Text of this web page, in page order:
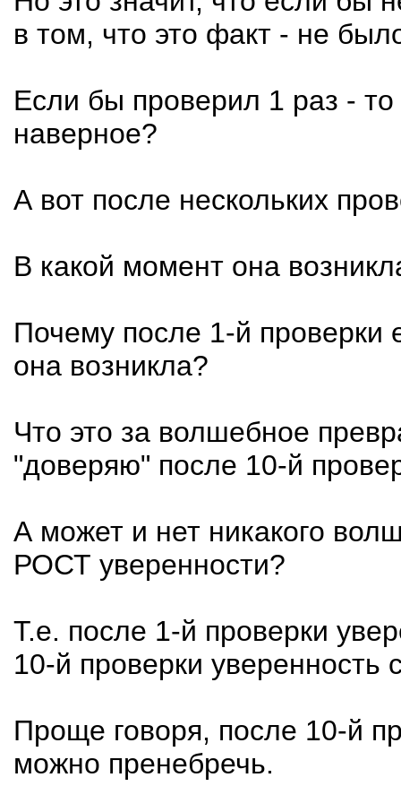
в том, что это факт - не
Если бы проверил 1 раз -
наверное?
А вот после нескольких
В какой момент она
Почему после 1-й
она возникла?
Что это за волшебное
"доверяю" после 10-й
А может и нет никакого
РОСТ уверенности?
Т.е. после 1-й проверки
10-й проверки уверенность
Проще говоря, после 10-й
можно пренебречь.